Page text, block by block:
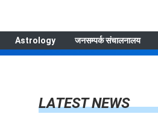
Astrology जनसम्पर्क संचालनालय
LATEST NEWS